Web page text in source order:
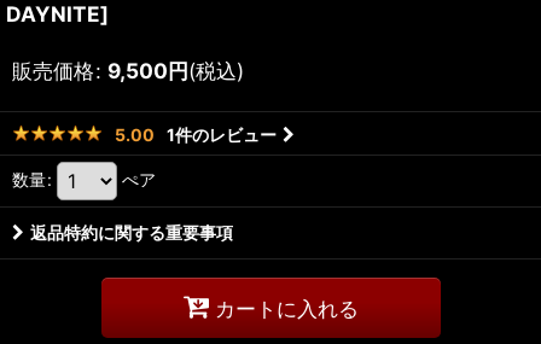
DAYNITE]
販売価格: 9,500円(税込)
5.00 1件のレビュー
数量: ぺア
返品特約に関する重要事項
カートに入れる